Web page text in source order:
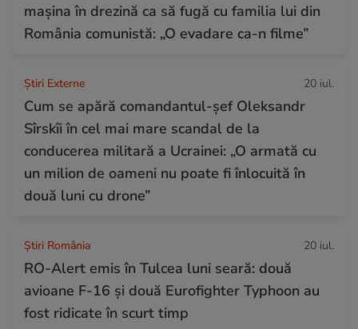
mașina în drezină ca să fugă cu familia lui din
România comunistă: „O evadare ca-n filme”
Știri Externe 20 iul.
Cum se apără comandantul-șef Oleksandr
Sîrskîi în cel mai mare scandal de la
conducerea militară a Ucrainei: „O armată cu
un milion de oameni nu poate fi înlocuită în
două luni cu drone”
Știri România 20 iul.
RO-Alert emis în Tulcea luni seară: două
avioane F-16 și două Eurofighter Typhoon au
fost ridicate în scurt timp